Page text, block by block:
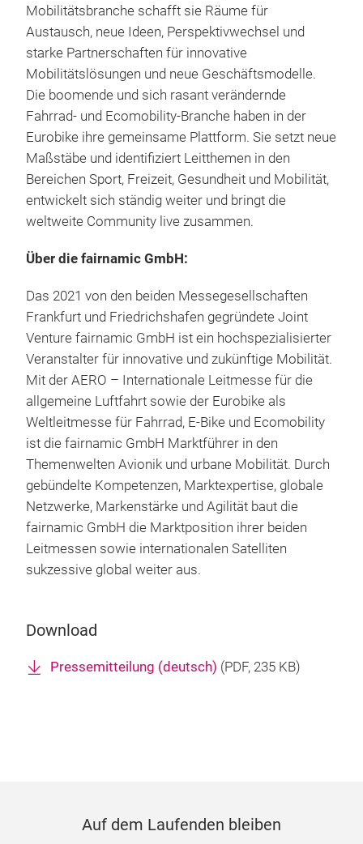
Mobilitätsbranche schafft sie Räume für
Austausch, neue Ideen, Perspektivwechsel und
starke Partnerschaften für innovative
Mobilitätslösungen und neue Geschäftsmodelle.
Die boomende und sich rasant verändernde
Fahrrad- und Ecomobility-Branche haben in der
Eurobike ihre gemeinsame Plattform. Sie setzt neue
Maßstäbe und identifiziert Leitthemen in den
Bereichen Sport, Freizeit, Gesundheit und Mobilität,
entwickelt sich ständig weiter und bringt die
weltweite Community live zusammen.
Über die fairnamic GmbH:
Das 2021 von den beiden Messegesellschaften
Frankfurt und Friedrichshafen gegründete Joint
Venture fairnamic GmbH ist ein hochspezialisierter
Veranstalter für innovative und zukünftige Mobilität.
Mit der AERO – Internationale Leitmesse für die
allgemeine Luftfahrt sowie der Eurobike als
Weltleitmesse für Fahrrad, E-Bike und Ecomobility
ist die fairnamic GmbH Marktführer in den
Themenwelten Avionik und urbane Mobilität. Durch
gebündelte Kompetenzen, Marktexpertise, globale
Netzwerke, Markenstärke und Agilität baut die
fairnamic GmbH die Marktposition ihrer beiden
Leitmessen sowie internationalen Satelliten
sukzessive global weiter aus.
Download
Pressemitteilung (deutsch) (PDF, 235 KB)
Auf dem Laufenden bleiben